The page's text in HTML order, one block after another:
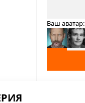
Ваш аватар: